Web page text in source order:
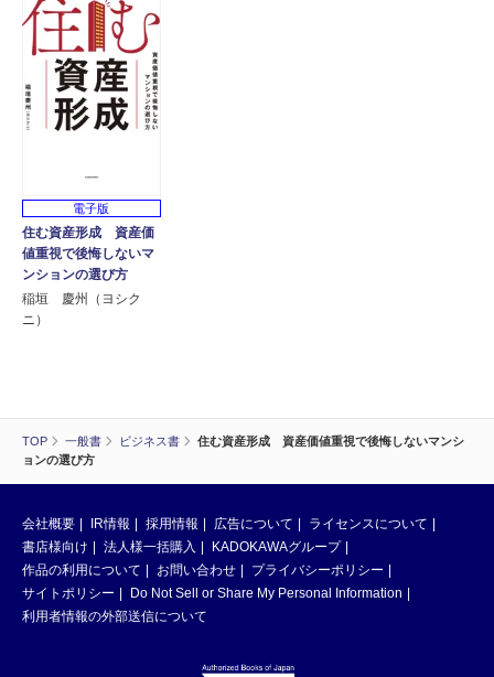
TOP 一般書 ビジネス書
住む資産形成 資産価値重視で後悔しないマンシ
ョンの選び方
電子版
住む資産形成 資産価
値重視で後悔しないマ
ンションの選び方
稲垣 慶州（ヨシク
ニ）
会社概要 IR情報 採用情報 広告について
ライセンスについて
書店様向け
法人様一括購入
KADOKAWAグループ
作品の利用について
お問い合わせ
プライバシーポリシー
サイトポリシー
Do Not Sell or Share My Personal Information
利用者情報の外部送信について